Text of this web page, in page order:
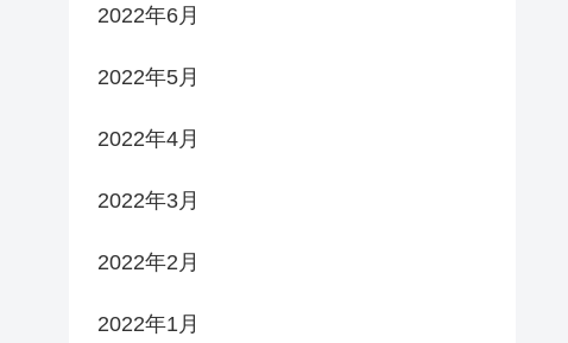
2022年6月
2022年5月
2022年4月
2022年3月
2022年2月
2022年1月